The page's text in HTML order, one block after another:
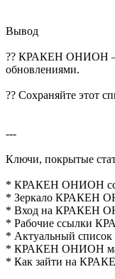
Вывод
?? КРАКЕН ОНИОН —
обновлениями.
?? Сохраняйте этот
---
Ключи, покрытые
* КРАКЕН ОНИОН
* Зеркало КРАКЕН
* Вход на КРАКЕН
* Рабочие ссылки
* Актуальный
* КРАКЕН ОНИОН
* Как зайти на